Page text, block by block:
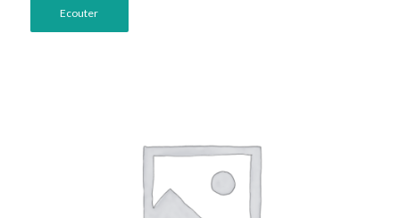
Ecouter